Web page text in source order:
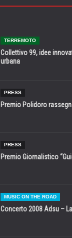
TERREMOTO
Collettivo 99, idee
urbana
PRESS
Premio Polidoro
PRESS
Premio Giornalistico
MUSIC ON THE ROAD
Concerto 2008 Adsu –